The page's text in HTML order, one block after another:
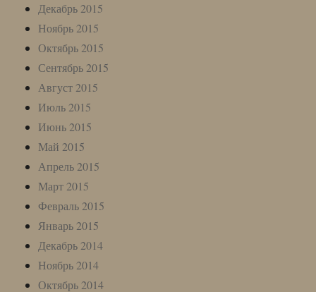
Декабрь 2015
Ноябрь 2015
Октябрь 2015
Сентябрь 2015
Август 2015
Июль 2015
Июнь 2015
Май 2015
Апрель 2015
Март 2015
Февраль 2015
Январь 2015
Декабрь 2014
Ноябрь 2014
Октябрь 2014